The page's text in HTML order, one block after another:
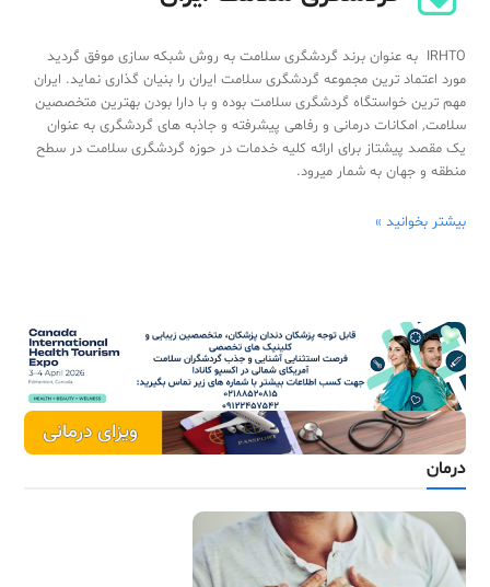
IRHTO به عنوان برند گردشگری سلامت به روش شبکه سازی موفق گردید
مورد اعتماد ترین مجموعه گردشگری سلامت ایران را بنیان گذاری نماید. ایران
مهم ترین خواستگاه گردشگری سلامت بوده و با دارا بودن بهترین متخصصین
سلامت, امکانات درمانی و رفاهی پیشرفته و جاذبه های گردشگری به عنوان
یک مقصد پیشتاز برای ارائه کلیه خدمات در حوزه گردشگری سلامت در سطح
منطقه و جهان به شمار میرود.
بیشتر بخوانید »
درمان